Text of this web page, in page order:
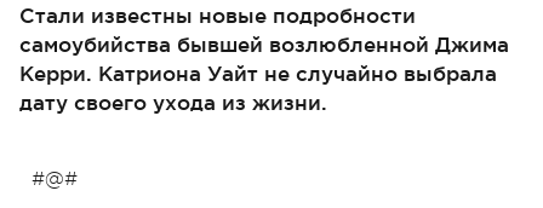
Стали известны новые подробности
самоубийства бывшей возлюбленной Джима
Керри. Катриона Уайт не случайно выбрала
дату своего ухода из жизни.
#@#